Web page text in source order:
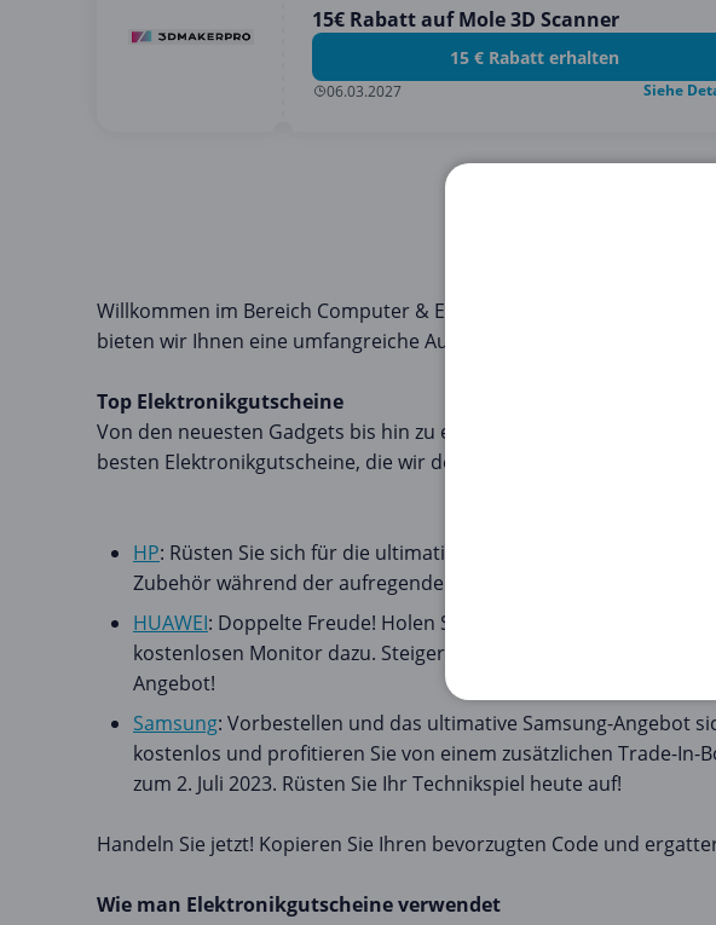
15€ Rabatt auf Mole 3D Scanner
15 € Rabatt erhalten
06.03.2027 Siehe
Willkommen im Bereich Computer & Elektronik auf
bieten wir Ihnen eine umfangreiche Auswahl an
Top Elektronikgutscheine
Von den neuesten Gadgets bis hin zu essentiellen
besten Elektronikgutscheine, die wir derzeit haben:
HP: Rüsten Sie sich für die ultimative Technik-Extravaganz!
Zubehör während der aufregenden HP Festival Wochen.
HUAWEI: Doppelte Freude! Holen Sie sich das leistungsstarke
kostenlosen Monitor dazu. Steigern Sie Ihre Produktivität und
Angebot!
Samsung: Vorbestellen und das ultimative Samsung-Angebot
kostenlos und profitieren Sie von einem zusätzlichen Trade-In-
zum 2. Juli 2023. Rüsten Sie Ihr Technikspiel heute auf!
Handeln Sie jetzt! Kopieren Sie Ihren bevorzugten Code und
Wie man Elektronikgutscheine verwendet